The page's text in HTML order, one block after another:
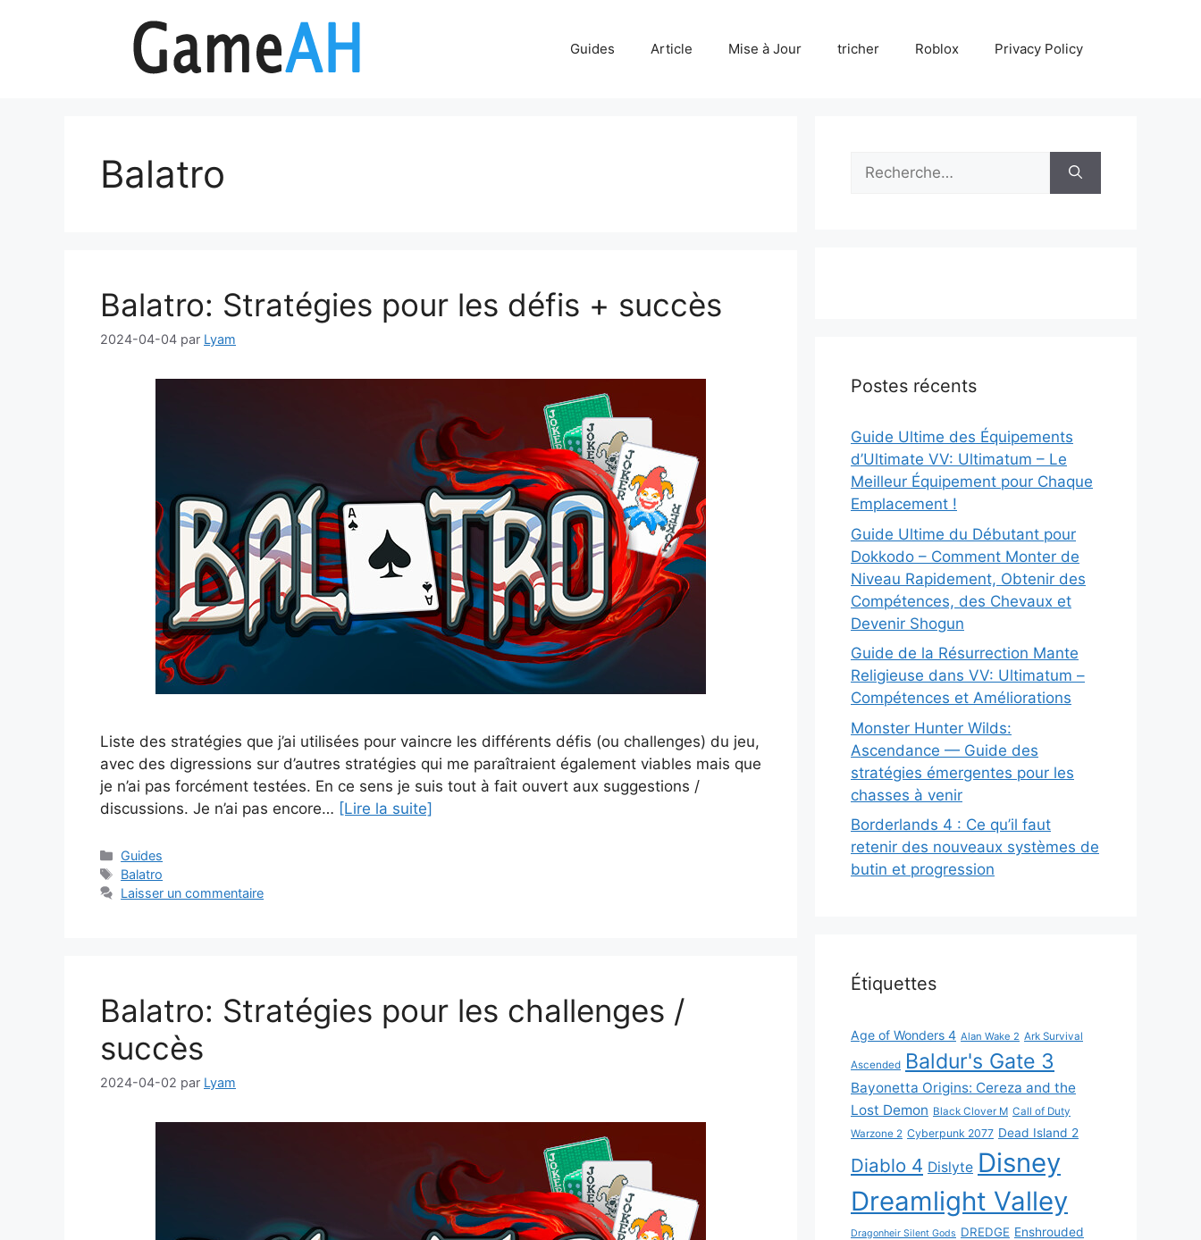
Guides Article Mise à Jour tricher Roblox Privacy Policy
Balatro
Balatro: Stratégies pour les défis + succès
2024-04-04 par Lyam
Liste des stratégies que j’ai utilisées pour vaincre les différents défis (ou challenges) du jeu,
avec des digressions sur d’autres stratégies qui me paraîtraient également viables mais que
je n’ai pas forcément testées. En ce sens je suis tout à fait ouvert aux suggestions /
discussions. Je n’ai pas encore… [Lire la suite]
Catégories
Guides
Étiquettes
Balatro
Laisser un commentaire
Balatro: Stratégies pour les challenges /
succès
2024-04-02 par Lyam
Rechercher :
Postes récents
Guide Ultime des Équipements
d’Ultimate VV: Ultimatum – Le
Meilleur Équipement pour Chaque
Emplacement !
Guide Ultime du Débutant pour
Dokkodo – Comment Monter de
Niveau Rapidement, Obtenir des
Compétences, des Chevaux et
Devenir Shogun
Guide de la Résurrection Mante
Religieuse dans VV: Ultimatum –
Compétences et Améliorations
Monster Hunter Wilds:
Ascendance — Guide des
stratégies émergentes pour les
chasses à venir
Borderlands 4 : Ce qu’il faut
retenir des nouveaux systèmes de
butin et progression
Étiquettes
Age of Wonders 4 Alan Wake 2 Ark Survival
Ascended Baldur's Gate 3
Bayonetta Origins: Cereza and the
Lost Demon Black Clover M Call of Duty
Warzone 2 Cyberpunk 2077 Dead Island 2
Diablo 4 Dislyte Disney
Dreamlight Valley
Dragonheir Silent Gods DREDGE Enshrouded